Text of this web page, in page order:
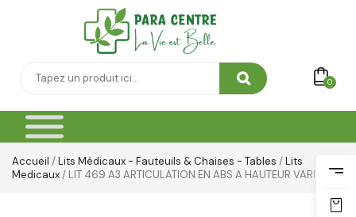
0
Accueil /Lits Médicaux - Fauteuils & Chaises - Tables /Lits
Medicaux/ LIT 469 A3 ARTICULATION EN ABS A HAUTEUR VARIABLE
Yeux & Lévres